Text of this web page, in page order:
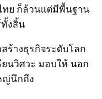
ทย ก็ล้วนแต่มีพื้นฐาน
ทั้งสิ้น
ร้างธุรกิจระดับโลก
ยนวิศวะ มอบให้ นอก
ญ่นึกถึง